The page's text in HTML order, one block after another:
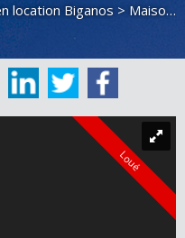
location Biganos > Maison Contemporaine en location Biganos
Loué